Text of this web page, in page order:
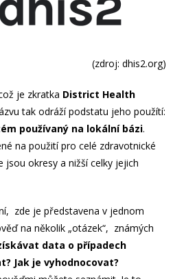
(zdroj: dhis2.org)
je zkratka District Health
tak odráží podstatu jeho použítí:
používaný na lokální bázi.
na použití pro celé zdravotnické
okresy a nižší celky jejich
zde je představena v jednom
na několik „otázek“, známých
data o případech
Jak je vyhodnocovat?